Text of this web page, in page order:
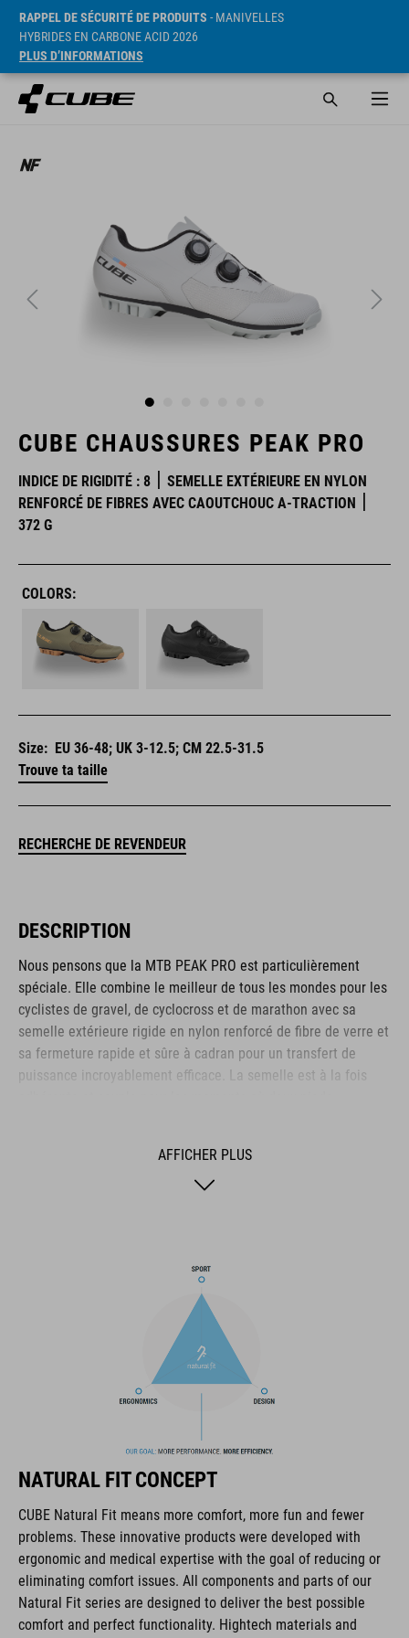
RAPPEL DE SÉCURITÉ DE PRODUITS - MANIVELLES
HYBRIDES EN CARBONE ACID 2026
PLUS D’INFORMATIONS
CUBE CHAUSSURES PEAK PRO
INDICE DE RIGIDITÉ : 8
SEMELLE EXTÉRIEURE EN NYLON
RENFORCÉ DE FIBRES AVEC CAOUTCHOUC A-TRACTION
372 G
COLORS:
Size: EU 36-48; UK 3-12.5; CM 22.5-31.5
Trouve ta taille
RECHERCHE DE REVENDEUR
DESCRIPTION
Nous pensons que la MTB PEAK PRO est particulièrement
spéciale. Elle combine le meilleur de tous les mondes pour les
cyclistes de gravel, de cyclocross et de marathon avec sa
semelle extérieure rigide en nylon renforcé de fibre de verre et
sa fermeture rapide et sûre à cadran pour un transfert de
puissance incroyablement efficace. La semelle est à la fois
orteils et l'embout du talon renforcés offrent une protection
suffisante pour ces zones vulnérables. La semelle
semelle intérieure NF Ergonomics assure une répartition
optimale de la pression et de l'amortissement, que vous
participiez à une course ou que vous vous attaquiez à des
La marque CUBE est synonyme de produits innovants et de
haute qualité qui sont toujours orientés sur les tendances
actuelles. Les produits sont parfaitement ajustés les uns aux
autres par la coopération étroite des designers dans le
développement des accessoires et des vélos et engendrent
ainsi la meilleure combinaison en matière de design, de
AFFICHER PLUS
NATURAL FIT CONCEPT
CUBE Natural Fit means more comfort, more fun and fewer
problems. These innovative products were developed with
ergonomic and medical expertise with the goal of reducing or
eliminating comfort issues. All components and parts of our
Natural Fit series are designed to deliver the best possible
comfort and perfect functionality. Hightech materials and